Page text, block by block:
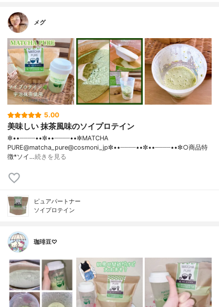
メグ
5.00
美味しい 抹茶風味のソイプロテイン
✼••┈┈┈┈••✼••┈┈┈┈••✼MATCHA
PURE@matcha_pure@cosmoni_jp✼••┈┈┈┈••✼••┈┈┈┈••✼○商品特
徴*ソイ…続きを見る
ピュアパートナー
ソイプロテイン
珈琲豆♡